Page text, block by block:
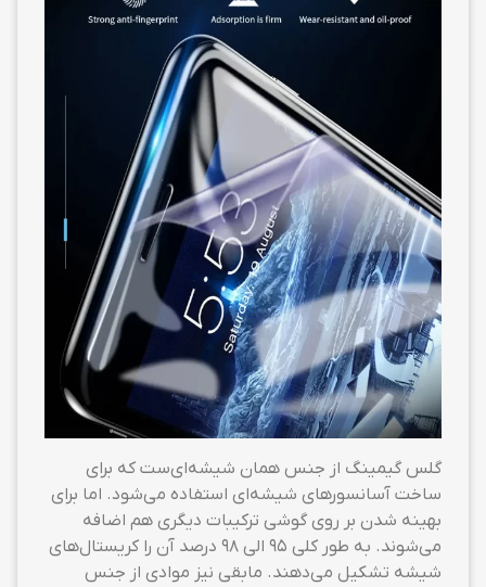
گلس گیمینگ از جنس همان شیشه‌ای‌ست که برای
ساخت آسانسورهای شیشه‌ای استفاده می‌شود. اما برای
بهینه شدن بر روی گوشی ترکیبات دیگری هم اضافه
می‌شوند. به طور کلی ۹۵ الی ۹۸ درصد آن را کریستال‌های
شیشه تشکیل می‌دهند. مابقی نیز موادی از جنس